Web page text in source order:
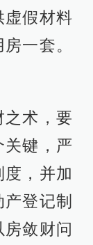
虚假材料
一套。
术，要
关键，严
，并加
登记制
敛财问